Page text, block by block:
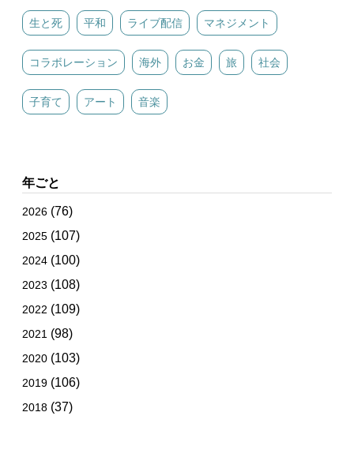
生と死 平和 ライブ配信 マネジメント
コラボレーション 海外 お金 旅 社会
子育て アート 音楽
年ごと
2026 (76)
2025 (107)
2024 (100)
2023 (108)
2022 (109)
2021 (98)
2020 (103)
2019 (106)
2018 (37)